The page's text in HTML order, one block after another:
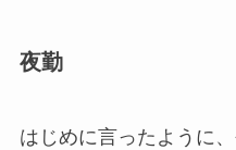
夜勤
はじめに言ったように